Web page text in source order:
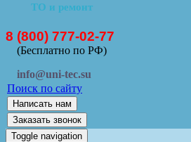
ТО и ремонт
8 (800) 777-02-77
(Бесплатно по РФ)
info@uni-tec.su
Поиск по сайту
Написать нам
Заказать звонок
Toggle navigation